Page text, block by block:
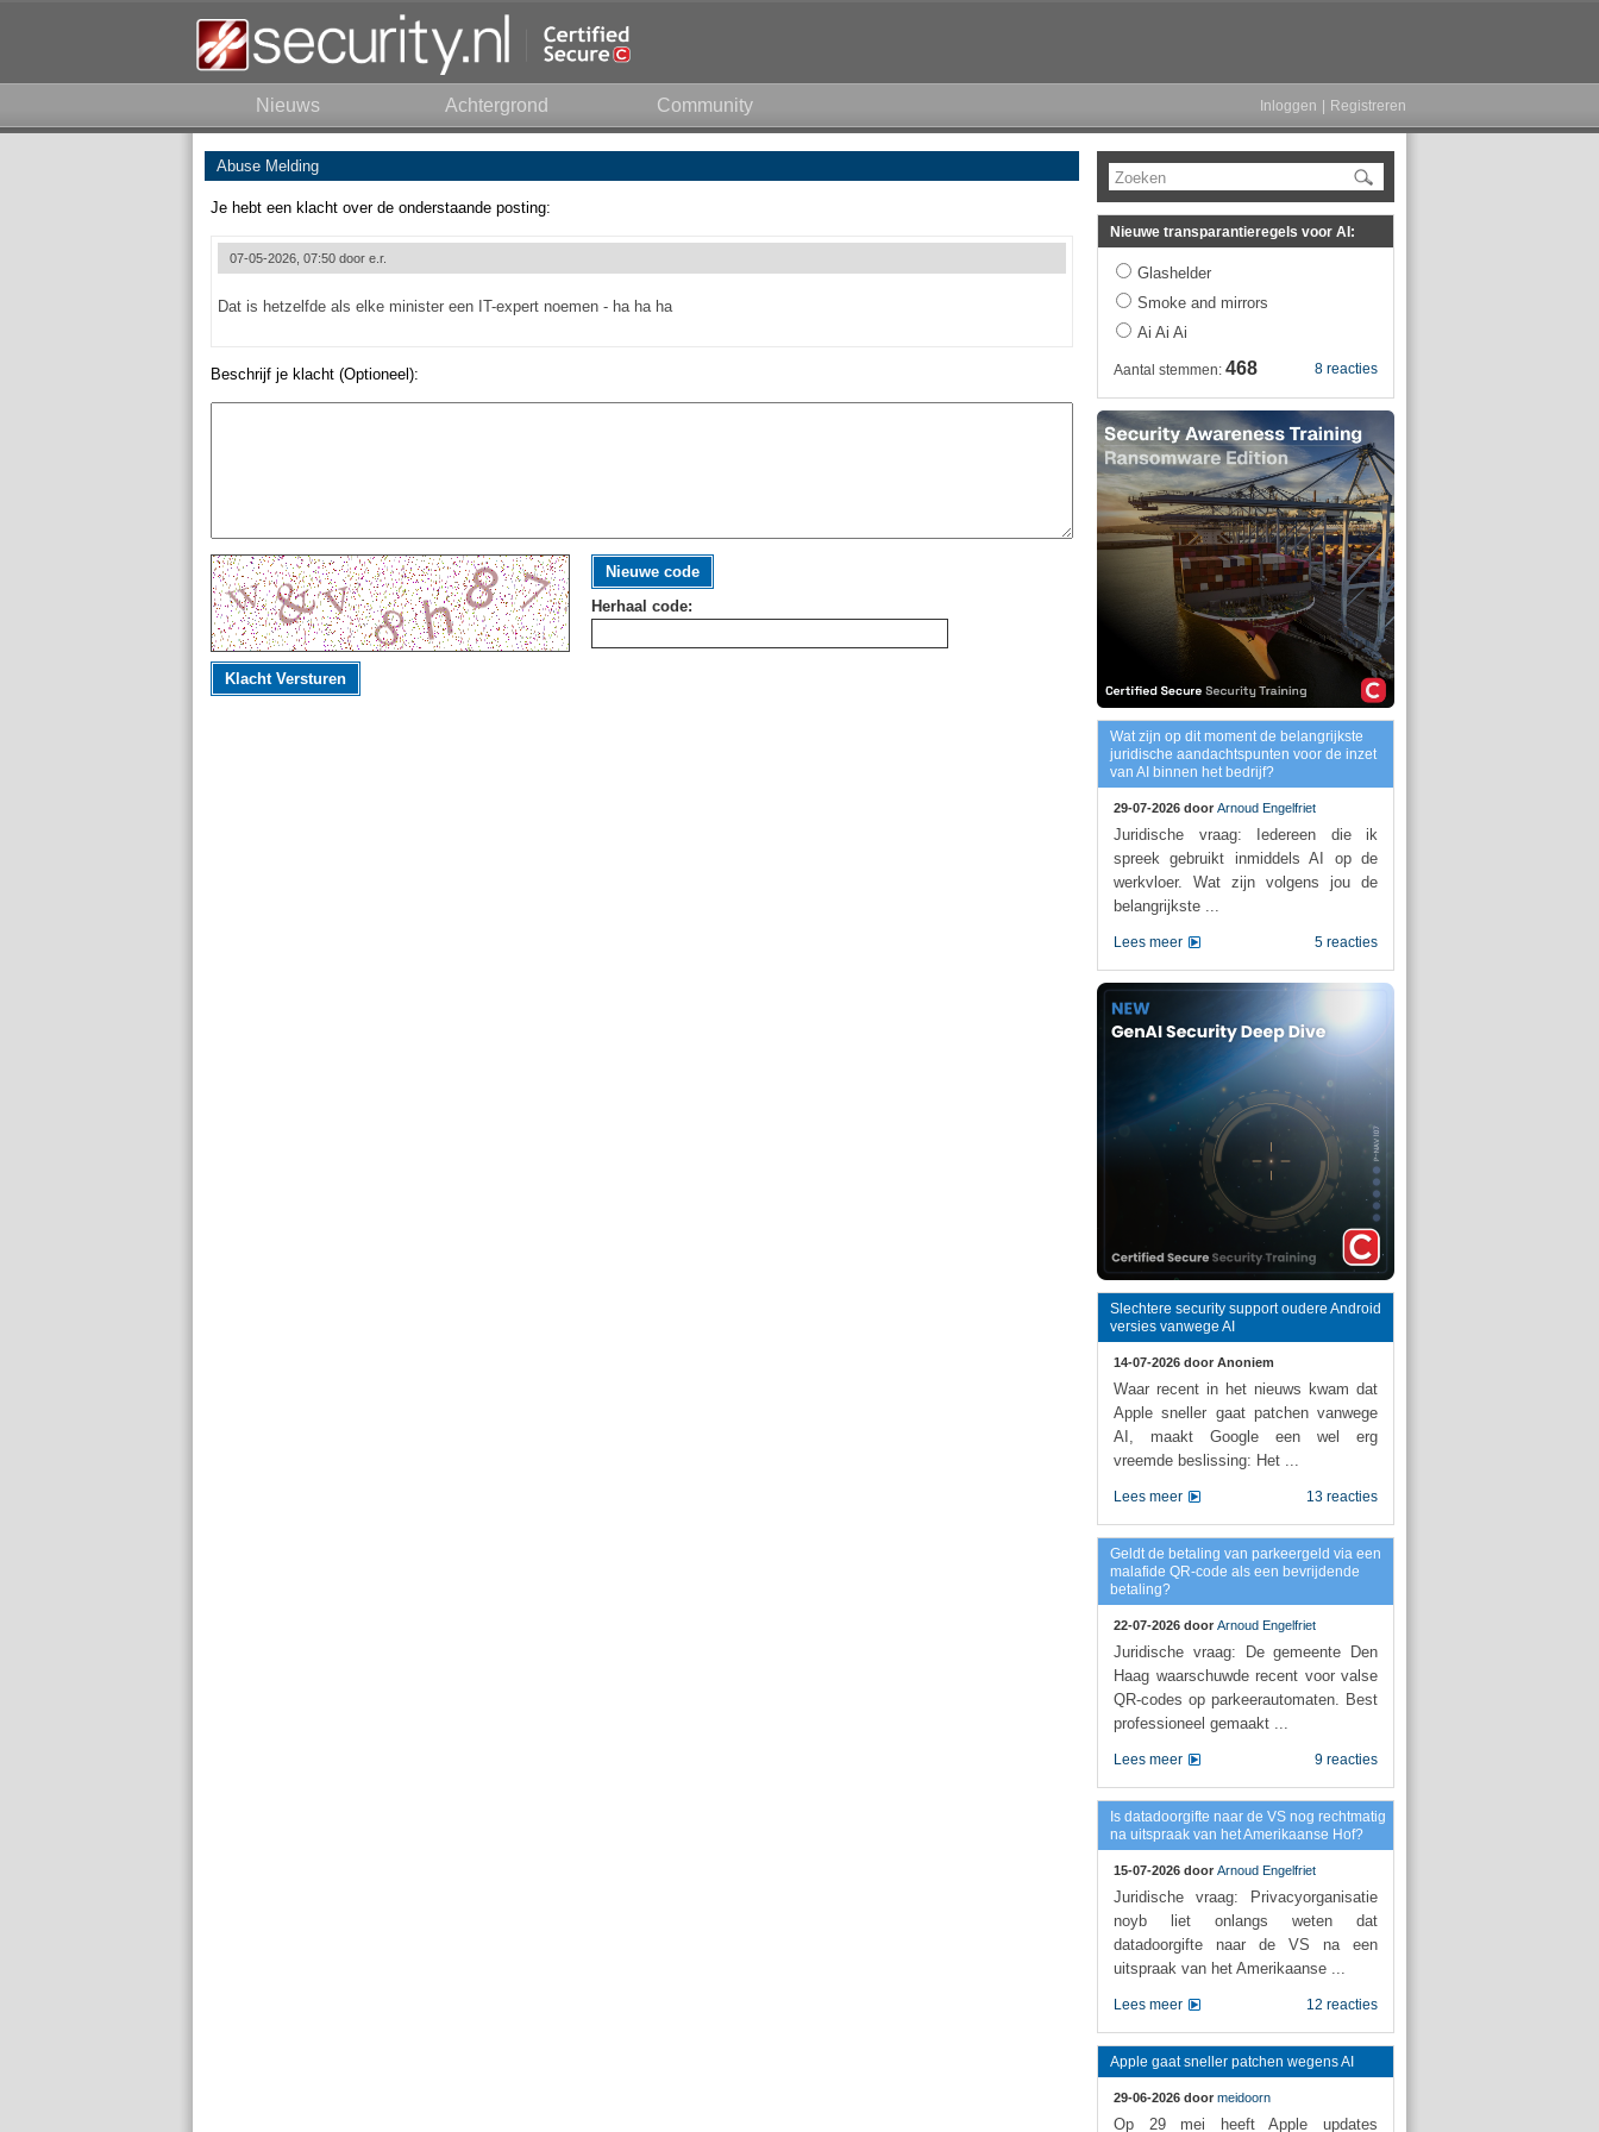
Nieuws Achtergrond Community Inloggen Registreren
Abuse Melding
Je hebt een klacht over de onderstaande posting:
07-05-2026, 07:50 door e.r.
Dat is hetzelfde als elke minister een IT-expert noemen - ha ha ha
Beschrijf je klacht (Optioneel):
Nieuwe code
Herhaal code:
Klacht Versturen
Zoeken
Nieuwe transparantieregels voor AI:
Glashelder
Smoke and mirrors
Ai Ai Ai
8 reacties
Aantal stemmen: 468
Wat zijn op dit moment de belangrijkste
juridische aandachtspunten voor de inzet
van AI binnen het bedrijf?
29-07-2026 door Arnoud Engelfriet
Juridische vraag: Iedereen die ik
spreek gebruikt inmiddels AI op de
werkvloer. Wat zijn volgens jou de
belangrijkste ...
5 reacties
Lees meer
Slechtere security support oudere Android
versies vanwege AI
14-07-2026 door Anoniem
Waar recent in het nieuws kwam dat
Apple sneller gaat patchen vanwege
AI, maakt Google een wel erg
vreemde beslissing: Het ...
13 reacties
Lees meer
Geldt de betaling van parkeergeld via een
malafide QR-code als een bevrijdende
betaling?
22-07-2026 door Arnoud Engelfriet
Juridische vraag: De gemeente Den
Haag waarschuwde recent voor valse
QR-codes op parkeerautomaten. Best
professioneel gemaakt ...
9 reacties
Lees meer
Is datadoorgifte naar de VS nog rechtmatig
na uitspraak van het Amerikaanse Hof?
15-07-2026 door Arnoud Engelfriet
Juridische vraag: Privacyorganisatie
noyb liet onlangs weten dat
datadoorgifte naar de VS na een
uitspraak van het Amerikaanse ...
12 reacties
Lees meer
Apple gaat sneller patchen wegens AI
29-06-2026 door meidoorn
Op 29 mei heeft Apple updates